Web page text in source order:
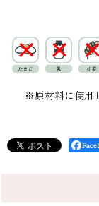
※原材料に使用